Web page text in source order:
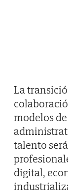
La
modelos
talento
digital,